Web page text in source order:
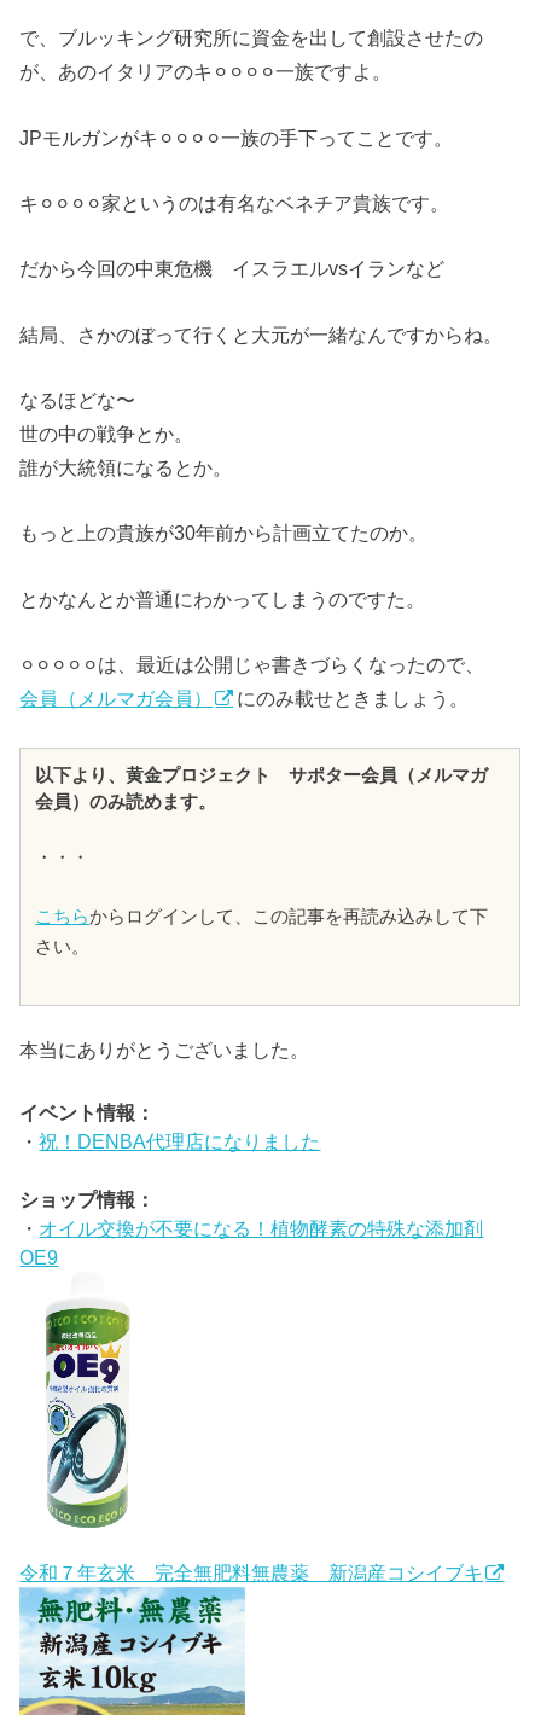
で、ブルッキング研究所に資金を出して創設させたの
が、あのイタリアのキ⚪︎⚪︎⚪︎⚪︎一族ですよ。
JPモルガンがキ⚪︎⚪︎⚪︎⚪︎一族の手下ってことです。
キ⚪︎⚪︎⚪︎⚪︎家というのは有名なベネチア貴族です。
だから今回の中東危機 イスラエルvsイランなど
結局、さかのぼって行くと大元が一緒なんですからね。
なるほどな〜
世の中の戦争とか。
誰が大統領になるとか。
もっと上の貴族が30年前から計画立てたのか。
とかなんとか普通にわかってしまうのですた。
⚪︎⚪︎⚪︎⚪︎⚪︎は、最近は公開じゃ書きづらくなったので、
会員（メルマガ会員）
にのみ載せときましょう。
以下より、黄金プロジェクト サポター会員（メルマガ
会員）のみ読めます。
・・・
こちらからログインして、この記事を再読み込みして下
さい。
本当にありがとうございました。
イベント情報：
・祝！DENBA代理店になりました
ショップ情報：
・ オイル交換が不要になる！植物酵素の特殊な添加剤
OE9
令和７年玄米 完全無肥料無農薬 新潟産コシイブキ